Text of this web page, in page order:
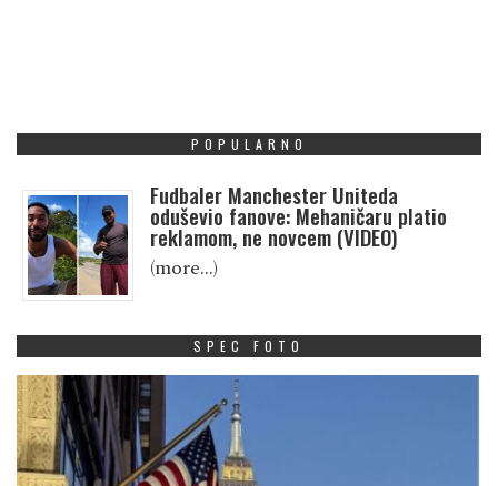
POPULARNO
Fudbaler Manchester Uniteda
oduševio fanove: Mehaničaru platio
reklamom, ne novcem (VIDEO)
(more…)
SPEC FOTO